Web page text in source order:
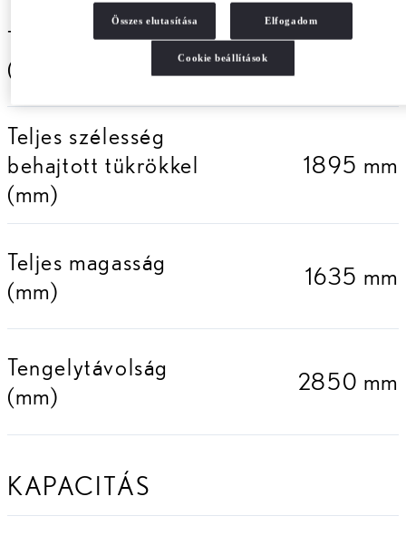
Teljes hosszúság
(mm)
Teljes szélesség
behajtott tükrökkel
(mm)
1895 mm
Teljes magasság
(mm)
1635 mm
Tengelytávolság
(mm)
2850 mm
KAPACITÁS
Összes elutasítása Elfogadom
Cookie beállítások